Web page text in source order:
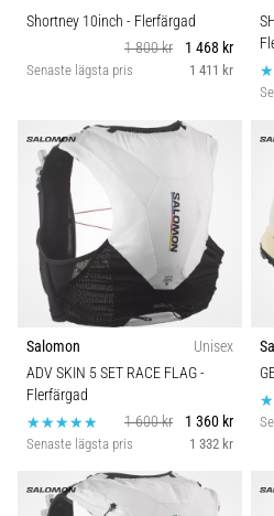
Shortney 10inch - Flerfärgad
1 800 kr
1 468 kr
Senaste lägsta pris 1 411 kr
Salomon
Unisex
ADV SKIN 5 SET RACE FLAG-
Flerfärgad
1 600 kr
1 360 kr
Senaste lägsta pris 1 332 kr